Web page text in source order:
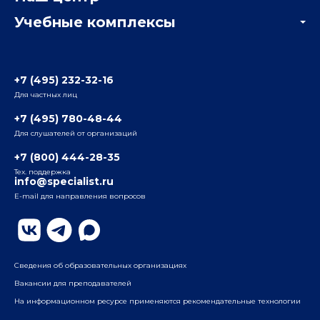
Учебные комплексы
Радио
ул. Радио, д.24, корпус 1, 2-й подъезд, 2-й этаж
ул. Воронцовская, д. 35Б, корп.2, 5-й этаж
Бауманский
ул. Бауманская, д. 6, стр. 2, бизнес-центр «Виктория
Плаза», 4-й этаж
Информация о центре
+7 (495) 232-32-16
Для частных лиц
+7 (495) 780-48-44
Для слушателей от организаций
+7 (800) 444-28-35
Тех. поддержка
info@specialist.ru
E-mail для направления вопросов
Сведения об образовательных организациях
Вакансии для преподавателей
На информационном ресурсе применяются рекомендательные технологии